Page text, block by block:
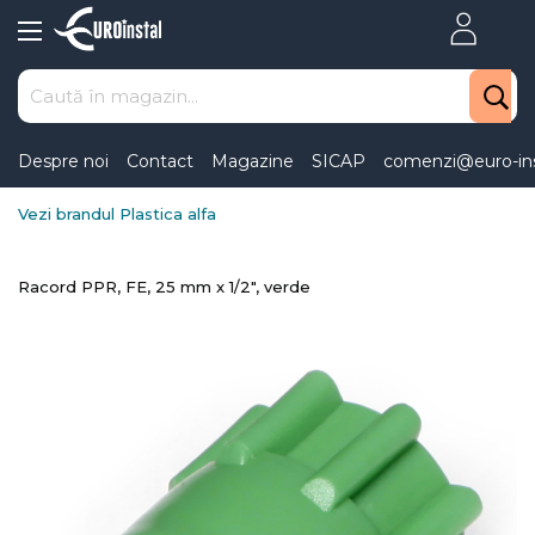
to
Content
Despre noi Contact Magazine SICAP comenzi@euro-
Vezi brandul Plastica alfa
Racord PPR, FE, 25 mm x 1/2", verde